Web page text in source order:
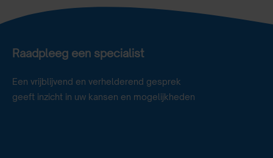
Raadpleeg een specialist
Een vrijblijvend en verhelderend gesprek
geeft inzicht in uw kansen en mogelijkheden